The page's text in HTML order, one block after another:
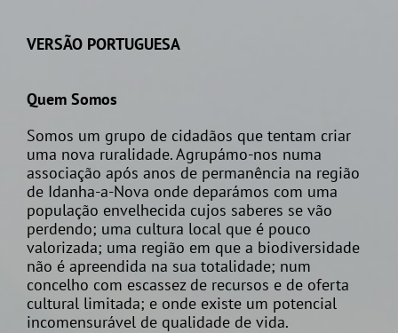
VERSÃO PORTUGUESA
Quem Somos
Somos um grupo de cidadãos que tentam criar
uma nova ruralidade. Agrupámo-nos numa
associação após anos de permanência na região
de Idanha-a-Nova onde deparámos com uma
população envelhecida cujos saberes se vão
perdendo; uma cultura local que é pouco
valorizada; uma região em que a biodiversidade
não é apreendida na sua totalidade; num
concelho com escassez de recursos e de oferta
cultural limitada; e onde existe um potencial
incomensurável de qualidade de vida.